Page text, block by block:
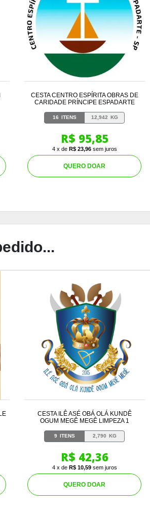
CESTA CENTRO ESPÍRITA OBRAS DE
CARIDADE PRÍNCIPE ESPADARTE
16 ITENS 12,942 KG
R$ 95,85
4 x de R$ 23,96sem juros
QUERO DOAR
CESTA ILÊ ASÉ OBÁ OLÁ KUNDÊ
OGUM MEGÊ MEGÊ LIMPEZA 1
9 ITENS 2,790 KG
R$ 42,36
4 x de R$ 10,59sem juros
QUERO DOAR